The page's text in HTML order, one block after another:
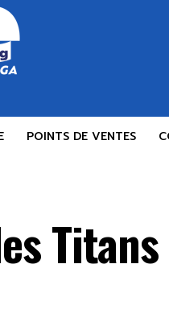
POINTS DE VENTES
Titans